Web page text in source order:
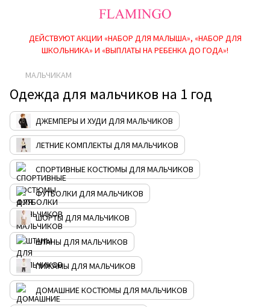
ДЕЙСТВУЮТ АКЦИИ «НАБОР ДЛЯ МАЛЫША», «НАБОР ДЛЯ
ШКОЛЬНИКА» И «ВЫПЛАТЫ НА РЕБEНКА ДО ГОДА»!
МАЛЬЧИКАМ
Одежда для мальчиков на 1 год
ДЖЕМПЕРЫ И ХУДИ ДЛЯ МАЛЬЧИКОВ
ЛЕТНИЕ КОМПЛЕКТЫ ДЛЯ МАЛЬЧИКОВ
СПОРТИВНЫЕ КОСТЮМЫ ДЛЯ МАЛЬЧИКОВ
ФУТБОЛКИ ДЛЯ МАЛЬЧИКОВ
ШОРТЫ ДЛЯ МАЛЬЧИКОВ
ШТАНЫ ДЛЯ МАЛЬЧИКОВ
ПИЖАМЫ ДЛЯ МАЛЬЧИКОВ
ДОМАШНИЕ КОСТЮМЫ ДЛЯ МАЛЬЧИКОВ